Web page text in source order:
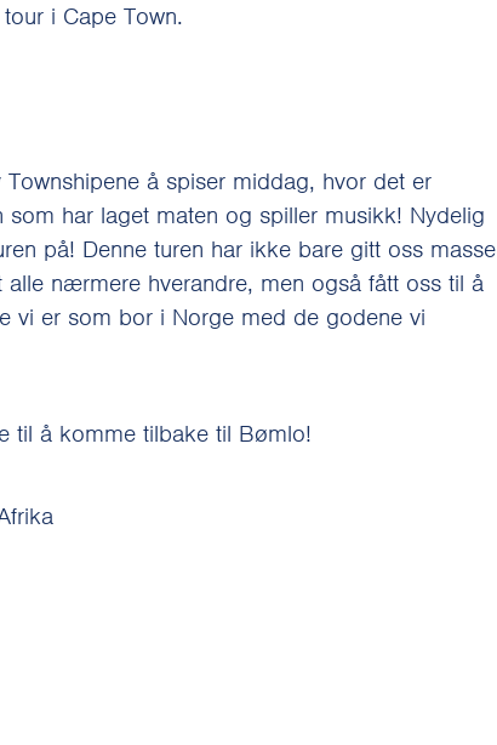
i Cape Town.
å spiser middag, hvor det er
som har laget maten og spiller musikk! Nydelig
på! Denne turen har ikke bare gitt oss masse
alle nærmere hverandre, men også fått oss til å
vi er som bor i Norge med de godene vi
til å komme tilbake til Bømlo!